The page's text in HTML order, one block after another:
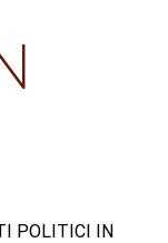
POLITICI IN